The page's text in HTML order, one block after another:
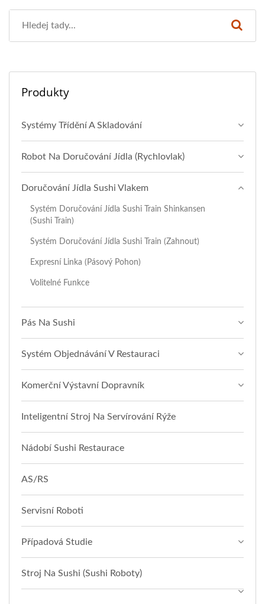
Produkty
Systémy Třídění A Skladování
Robot Na Doručování Jídla (rychlovlak)
Doručování Jídla Sushi Vlakem
Systém Doručování Jídla Sushi Train Shinkansen
(Sushi Train)
Systém Doručování Jídla Sushi Train (Zahnout)
Expresní Linka (pásový Pohon)
Volitelné Funkce
Pás Na Sushi
Systém Objednávání V Restauraci
Komerční Výstavní Dopravník
Inteligentní Stroj Na Servírování Rýže
Nádobí Sushi Restaurace
AS/RS
Servisní Roboti
Případová Studie
Stroj Na Sushi (sushi Roboty)